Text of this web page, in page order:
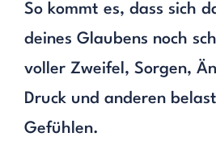
So kommt es, dass sich
deines Glaubens noch
voller Zweifel, Sorgen,
Druck und anderen
Gefühlen.